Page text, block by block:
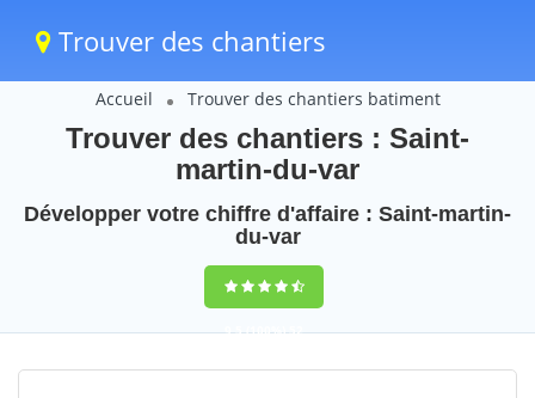
Trouver des chantiers
Accueil Trouver des chantiers batiment
Trouver des chantiers : Saint-
martin-du-var
Développer votre chiffre d'affaire : Saint-martin-
du-var
9,5(100%)52
votes